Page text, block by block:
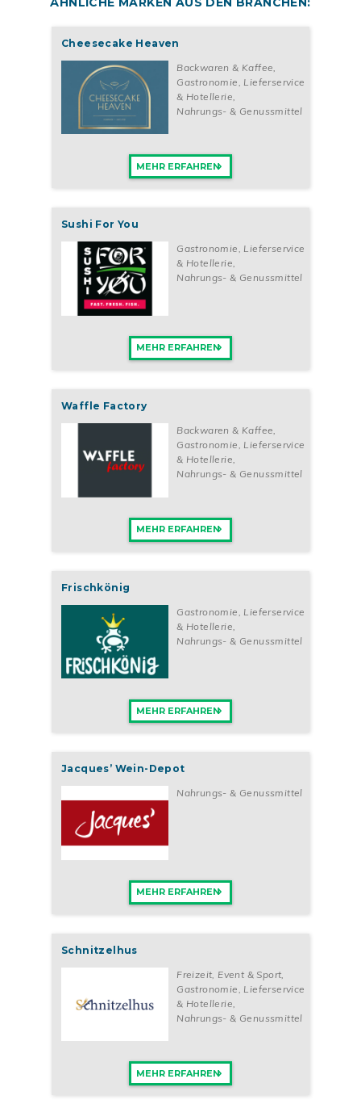
Cheesecake Heaven
Backwaren & Kaffee
Gastronomie, Lieferservice
& Hotellerie
Nahrungs- & Genussmittel
MEHR ERFAHREN
Sushi For You
Gastronomie, Lieferservice
& Hotellerie,
Nahrungs- & Genussmittel
MEHR ERFAHREN
Waffle Factory
Backwaren & Kaffee
Gastronomie, Lieferservice
& Hotellerie
Nahrungs- & Genussmittel
MEHR ERFAHREN
Frischkönig
Gastronomie, Lieferservice
& Hotellerie
Nahrungs- & Genussmittel
MEHR ERFAHREN
Jacques’ Wein-Depot
Nahrungs- & Genussmittel
MEHR ERFAHREN
Schnitzelhus
Freizeit, Event & Sport
Gastronomie, Lieferservice
& Hotellerie
Nahrungs- & Genussmittel
MEHR ERFAHREN